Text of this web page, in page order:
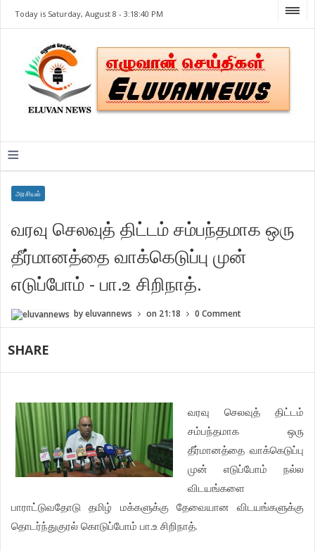
Today is Saturday, August 8 -3:18:40 PM
≡
அரசியல்
வரவு செலவுத் திட்டம் சம்பந்தமாக ஒரு
தீர்மானத்தை வாக்கெடுப்பு முன்
எடுப்போம் - பா.உ சிறிநாத்.
byeluvannews on 21:18 0 Comment
SHARE
வரவு செலவுத்
திட்டம்
சம்பந்தமாக
ஒரு
தீர்மானத்தை வாக்கெடுப்பு
முன்
எடுப்போம்
நல்ல
விடயங்களை
பாராட்டுவதோடு
தமிழ் மக்களுக்கு தேவையான
விடயங்களுக்கு
தொடர்ந்துகுரல் கொடுப்போம் பா.உ சிறிநாத்.